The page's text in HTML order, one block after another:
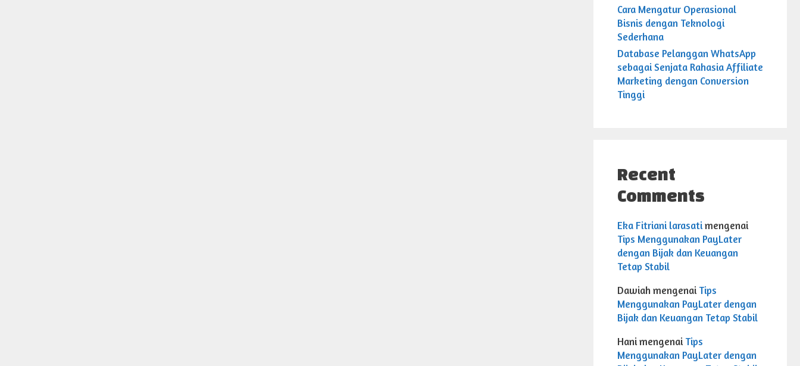
Cara Mengatur Operasional
Bisnis dengan Teknologi
Sederhana
Database Pelanggan WhatsApp
sebagai Senjata Rahasia Affiliate
Marketing dengan Conversion
Tinggi
Recent
Comments
Eka Fitriani larasatimengenai
Tips Menggunakan PayLater
dengan Bijak dan Keuangan
Tetap Stabil
Dawiah mengenai Tips
Menggunakan PayLater dengan
Bijak dan Keuangan Tetap Stabil
Hanimengenai Tips
Menggunakan PayLater dengan